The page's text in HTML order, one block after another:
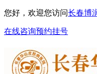
您好，欢迎您访问长春博
在线咨询预约挂号